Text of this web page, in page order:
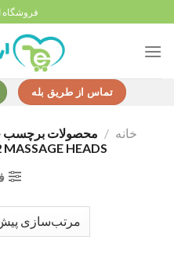
to
content
فروشگاه
تماس از طریق بله
خانه / محصولات برچسب
HEADS”